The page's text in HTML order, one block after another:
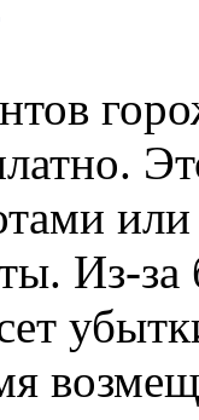
Из-за